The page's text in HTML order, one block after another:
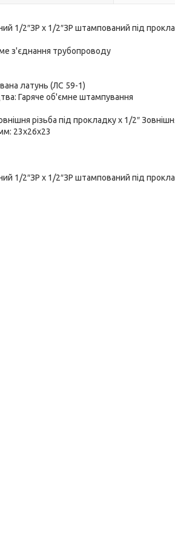
1/2″ЗР х 1/2″ЗР штампований під
з'єднання трубопроводу
латунь (ЛС 59-1)
Гаряче об'ємне штампування
різьба під прокладку х 1/2″
23х26х23
1/2″ЗР х 1/2″ЗР штампований під